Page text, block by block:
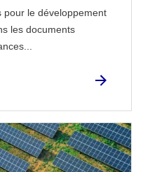
pour le développement
les documents